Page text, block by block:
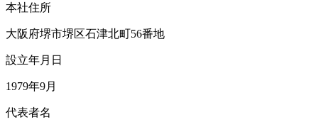
本社住所
大阪府堺市堺区石津北町56番地
設立年月日
1979年9月
代表者名